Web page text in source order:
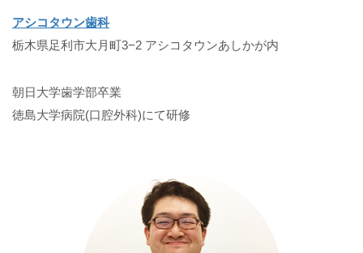
アシコタウン歯科
栃木県足利市大月町3−2 アシコタウンあしかが内
朝日大学歯学部卒業
徳島大学病院(口腔外科)にて研修